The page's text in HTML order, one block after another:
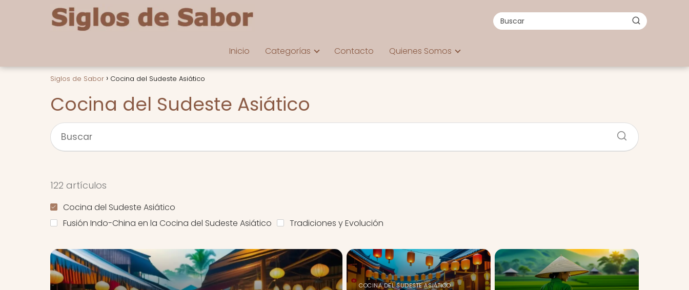
Inicio Categorías Contacto Quienes Somos
Siglos de Sabor Cocina del Sudeste Asiático
Cocina del Sudeste Asiático
122 artículos
Cocina del Sudeste Asiático
Fusión Indo-China en la Cocina del Sudeste Asiático
Tradiciones y Evolución
COCINA DEL SUDESTE ASIÁTICO